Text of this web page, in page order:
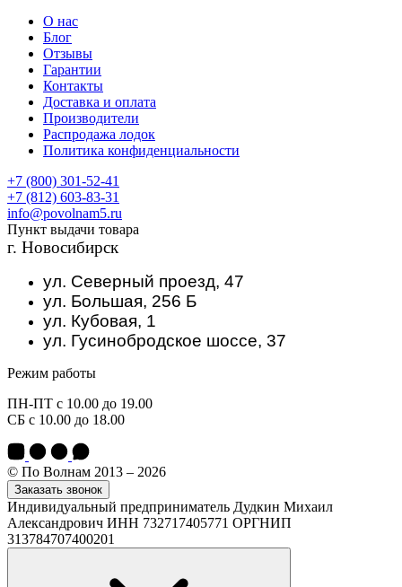
О нас
Блог
Отзывы
Гарантии
Контакты
Доставка и оплата
Производители
Распродажа лодок
Политика конфиденциальности
+7 (800) 301-52-41
+7 (812) 603-83-31
info@povolnam5.ru
Пункт выдачи товара
г. Новосибирск
ул. Северный проезд, 47
ул. Большая, 256 Б
ул. Кубовая, 1
ул. Гусинобродское шоссе, 37
Режим работы
ПН-ПТ с 10.00 до 19.00
СБ с 10.00 до 18.00
© По Волнам 2013 – 2026
Заказать звонок
Индивидуальный предприниматель Дудкин Михаил
Александрович ИНН 732717405771 ОРГНИП
313784707400201